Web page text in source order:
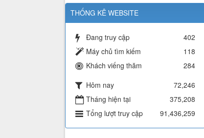
THỐNG KÊ WEBSITE
Đang truy cập
402
Máy chủ tìm kiếm
118
Khách viếng thăm
284
Hôm nay
72,246
Tháng hiện tại
375,208
Tổng lượt truy cập
91,436,259